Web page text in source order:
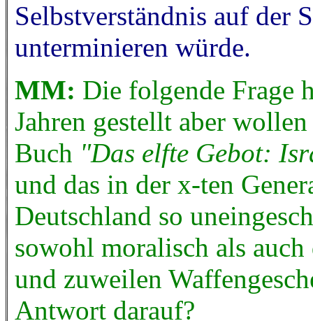
Selbstverständnis auf der
unterminieren würde.
MM: Die folgende Frage
Jahren gestellt aber
Buch "Das elfte Gebot:
und das in der x-ten
Deutschland so
sowohl moralisch als
und zuweilen
Antwort darauf?